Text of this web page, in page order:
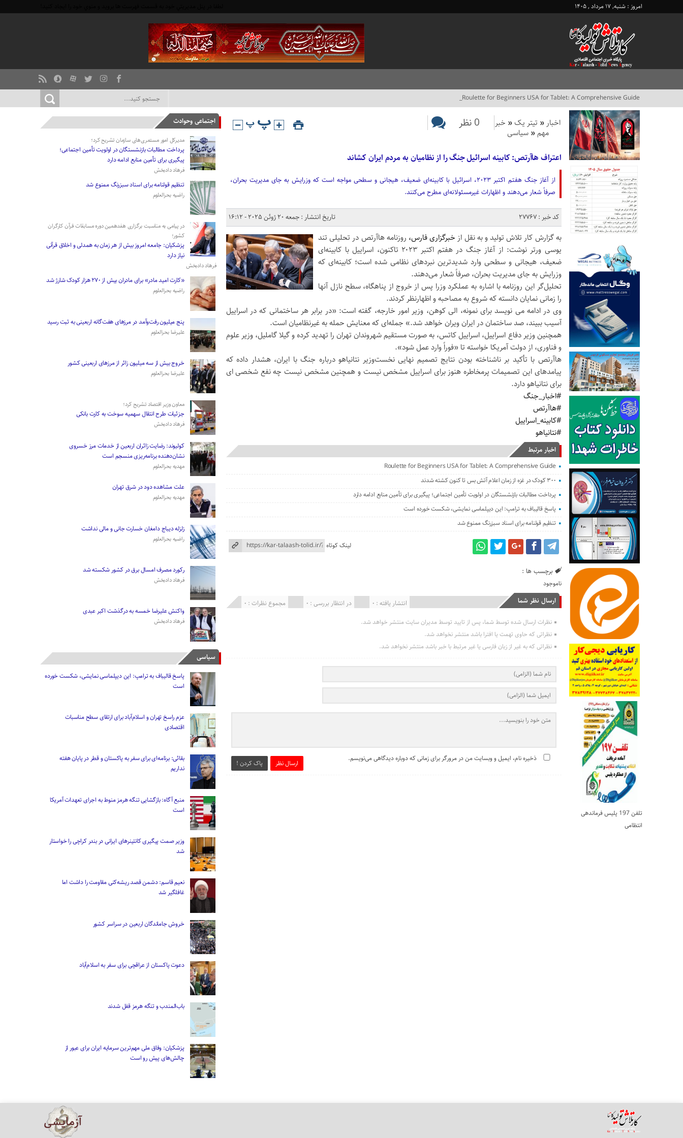
امروز : شنبه, ۱۷ مرداد , ۱۴۰۵
_
اخبار « تیتر یک« خبر
مهم« سیاسی
0 نظر
اعتراف هاآرتص: کابینه اسرائیل جنگ را از نظامیان به مردم ایران کشاند
از آغاز جنگ هفتم اکتبر ۲۰۲۳، اسرائیل با کابینه‌ای ضعیف، هیجانی و سطحی مواجه است که وزرایش به جای مدیریت بحران،
صرفاً شعار می‌دهند و اظهارات غیرمسئولانه‌ای مطرح می‌کنند.
کد خبر : 27767
تاریخ انتشار : جمعه 20 ژوئن 2025 - 16:12
به گزارش کار تلاش تولید و به نقل از خبرگزاری فارس، روزنامه هاآرتص در تحلیلی تند
یوسی ورتر نوشت: از آغاز جنگ در هفتم اکتبر ۲۰۲۳ تاکنون، اسراییل با کابینه‌ای
ضعیف، هیجانی و سطحی وارد شدیدترین نبردهای نظامی شده است؛ کابینه‌ای که
وزرایش به جای مدیریت بحران، صرفاً شعار می‌دهند.
تحلیل‌گر این روزنامه با اشاره به عملکرد وزرا پس از خروج از پناهگاه، سطح نازل آنها
را زمانی نمایان دانسته که شروع به مصاحبه و اظهارنظر کردند.
وی در ادامه می نویسد برای نمونه، الی کوهن، وزیر امور خارجه، گفته است: «در برابر هر ساختمانی که در اسراییل
آسیب ببیند، صد ساختمان در ایران ویران خواهد شد.» جمله‌ای که معنایش حمله به غیرنظامیان است.
همچنین وزیر دفاع اسراییل، اسراییل کاتس، به صورت مستقیم شهروندان تهران را تهدید کرده و گیلا گاملیل، وزیر علوم
و فناوری، از دولت آمریکا خواسته تا «فوراً وارد عمل شود».
هاآرتص با تأکید بر ناشناخته بودن نتایج تصمیم نهایی نخست‌وزیر نتانیاهو درباره جنگ با ایران، هشدار داده که
پیامدهای این تصمیمات پرمخاطره هنوز برای اسراییل مشخص نیست و همچنین مشخص نیست چه نفع شخصی ای
برای نتانیاهو دارد.
#اخبار_جنگ
#هاآرتص
#کابینه_اسراییل
#نتانیاهو
اخبار مرتبط
Roulette for Beginners USA for Tablet: A Comprehensive Guide
۳۰۰ کودک در غزه از زمان اعلام آتش بس تا کنون کشته شدند
پرداخت مطالبات بازنشستگان در اولویت تأمین اجتماعی؛ پیگیری برای تأمین منابع ادامه دارد
پاسخ قالیباف به ترامپ: این دیپلماسی نمایشی، شکست خورده است
تنظیم قولنامه برای اسناد سبزرنگ ممنوع شد
لینک کوتاه
برچسب ها :
ناموجود
ارسال نظر شما مجموع نظرات : 0 در انتظار بررسی : 0 انتشار یافته : 0
نظرات ارسال شده توسط شما، پس از تایید توسط مدیران سایت منتشر خواهد شد.
نظراتی که حاوی تهمت یا افترا باشد منتشر نخواهد شد.
نظراتی که به غیر از زبان فارسی یا غیر مرتبط با خبر باشد منتشر نخواهد شد.
ارسال نظر پاک کردن !
ذخیره نام، ایمیل و وبسایت من در مرورگر برای زمانی که دوباره دیدگاهی می‌نویسم.
تلفن 197 پلیس فرماندهی
انتظامی
اجتماعی وحوادث
مدیرکل امور مستمری‌های سازمان تشریح کرد؛
پرداخت مطالبات بازنشستگان در اولویت تأمین اجتماعی؛
پیگیری برای تأمین منابع ادامه دارد
فرهاد دادبخش
تنظیم قولنامه برای اسناد سبزرنگ ممنوع شد
راضیه بحرالعلوم
در پیامی به مناسبت برگزاری هفدهمین دوره مسابقات قرآن کارگران
کشور؛
پزشکیان: جامعه امروز بیش از هر زمان به همدلی و اخلاق قرآنی
نیاز دارد
فرهاد دادبخش
«کارت امید مادر» برای مادران بیش از ۲۷۰ هزار کودک شارژ شد
راضیه بحرالعلوم
پنج میلیون رفت‌وآمد در مرزهای هفت‌گانه اربعینی به ثبت رسید
علیرضا بحرالعلوم
­خروج بیش از سه میلیون زائر از مرز‌های اربعینی کشور
علیرضا بحرالعلوم
معاون وزیر اقتصاد تشریح کرد؛
جزئیات طرح انتقال سهمیه سوخت به کارت بانکی
فرهاد دادبخش
کولیوند: رضایت زائران اربعین از خدمات مرز خسروی
نشان‌دهنده برنامه‌ریزی منسجم است
مهدیه بحرالعلوم
علت مشاهده دود در شرق تهران
مهدیه بحرالعلوم
زلزله دیباج دامغان خسارت جانی و مالی نداشت
راضیه بحرالعلوم
رکورد مصرف امسال برق در کشور شکسته شد
فرهاد دادبخش
واکنش علیرضا خمسه به درگذشت اکبر عبدی
فرهاد دادبخش
سیاسی
پاسخ قالیباف به ترامپ: این دیپلماسی نمایشی، شکست خورده
است
عزم راسخ تهران و اسلام‌آباد برای ارتقای سطح مناسبات
اقتصادی
بقائی: برنامه‌ای برای سفر به پاکستان و قطر در پایان هفته
نداریم
منبع آگاه: بازگشایی تنگه هرمز منوط به اجرای تعهدات آمریکا
است
وزیر صمت پیگیری کانتینر‌های ایرانی در بندر کراچی را خواستار
شد
نعیم قاسم: دشمن قصد ریشه‌کنی مقاومت را داشت اما
غافلگیر شد
خروش جاماندگان اربعین در سراسر کشور
دعوت پاکستان از عراقچی برای سفر به اسلام‌آباد
باب‌المندب و تنگه هرمز قفل شدند
پزشکیان: وفاق ملی مهم‌ترین سرمایه ایران برای عبور از
چالش‌های پیش رو است